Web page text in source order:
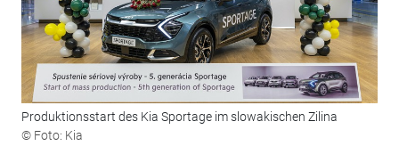
Produktionsstart des Kia Sportage im slowakischen Zilina
© Foto: Kia